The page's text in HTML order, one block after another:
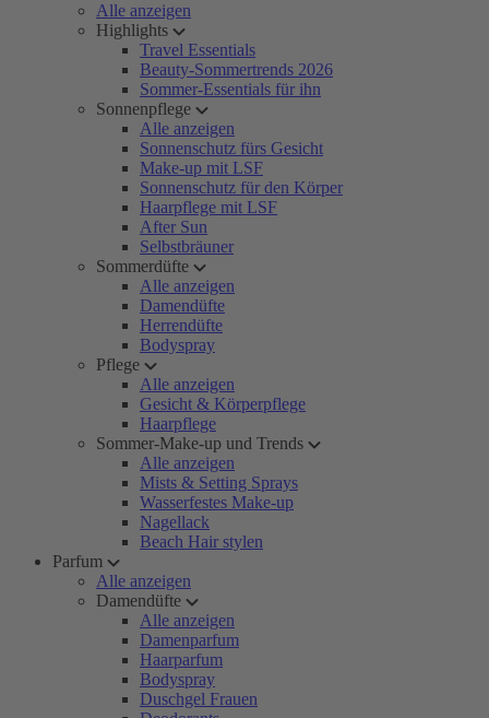
Alle anzeigen
Highlights
Travel Essentials
Beauty-Sommertrends 2026
Sommer-Essentials für ihn
Sonnenpflege
Alle anzeigen
Sonnenschutz fürs Gesicht
Make-up mit LSF
Sonnenschutz für den Körper
Haarpflege mit LSF
After Sun
Selbstbräuner
Sommerdüfte
Alle anzeigen
Damendüfte
Herrendüfte
Bodyspray
Pflege
Alle anzeigen
Gesicht & Körperpflege
Haarpflege
Sommer-Make-up und Trends
Alle anzeigen
Mists & Setting Sprays
Wasserfestes Make-up
Nagellack
Beach Hair stylen
Parfum
Alle anzeigen
Damendüfte
Alle anzeigen
Damenparfum
Haarparfum
Bodyspray
Duschgel Frauen